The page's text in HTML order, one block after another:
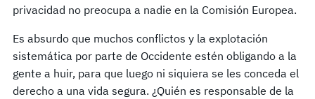
privacidad no preocupa a nadie en la Comisión Europea.
Es absurdo que muchos conflictos y la explotación
sistemática por parte de Occidente estén obligando a la
gente a huir, para que luego ni siquiera se les conceda el
derecho a una vida segura. ¿Quién es responsable de la